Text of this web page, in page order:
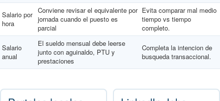
Salario por
hora
Conviene revisar el equivalente por
jornada cuando el puesto es
parcial
Evita comparar mal medio
tiempo vs tiempo
completo.
Salario
anual
El sueldo mensual debe leerse
junto con aguinaldo, PTU y
prestaciones
Completa la intencion de
busqueda transaccional.